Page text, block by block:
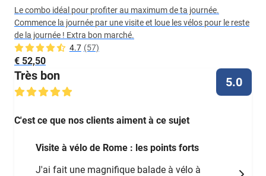
Le combo idéal pour profiter au maximum de ta journée.
Commence la journée par une visite et loue les vélos pour le reste
de la journée ! Extra bon marché.
4.7 (57)
€ 52,50
Très bon 5.0
C'est ce que nos clients aiment à ce sujet
Visite à vélo de Rome : les points forts
J'ai fait une magnifique balade à vélo à